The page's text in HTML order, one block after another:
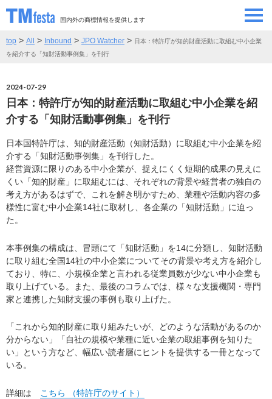
国内外の商標情報を提供します
SEMINAR/EVENT
CONTRIBUTORS 情報提供者
CONTACT お問い合わせ
top > All > Inbound > JPO Watcher > 日本：特許庁が知的財産活動に取組む中小企業
を紹介する「知財活動事例集」を刊行
2024-07-29
日本：特許庁が知的財産活動に取組む中小企業を紹
介する「知財活動事例集」を刊行
日本国特許庁は、知的財産活動（知財活動）に取組む中小企業を紹
介する「知財活動事例集」を刊行した。
経営資源に限りのある中小企業が、捉えにくく短期的成果の見えに
くい「知的財産」に取組むには、それぞれの背景や経営者の独自の
考え方があるはずで、これを解き明かすため、業種や活動内容の多
様性に富む中小企業14社に取材し、各企業の「知財活動」に迫っ
た。
本事例集の構成は、冒頭にて「知財活動」を14に分類し、知財活動
に取り組む全国14社の中小企業についてその背景や考え方を紹介し
ており、特に、小規模企業と言われる従業員数が少ない中小企業も
取り上げている。また、最後のコラムでは、様々な支援機関・専門
家と連携した知財支援の事例も取り上げた。
「これから知的財産に取り組みたいが、どのような活動があるのか
分からない」「自社の規模や業種に近い企業の取組事例を知りた
い」という方など、幅広い読者層にヒントを提供する一冊となって
いる。
詳細は こちら （特許庁のサイト）